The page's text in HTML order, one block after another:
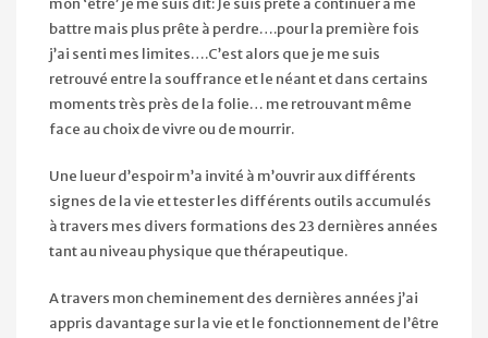
mon ‘être’ je me suis dit: Je suis prête à continuer à me
battre mais plus prête à perdre….pour la première fois
j’ai senti mes limites….C’est alors que je me suis
retrouvé entre la souffrance et le néant et dans certains
moments très près de la folie… me retrouvant même
face au choix de vivre ou de mourrir.
Une lueur d’espoir m’a invité à m’ouvrir aux différents
signes de la vie et tester les différents outils accumulés
à travers mes divers formations des 23 dernières années
tant au niveau physique que thérapeutique.
A travers mon cheminement des dernières années j’ai
appris davantage sur la vie et le fonctionnement de l’être